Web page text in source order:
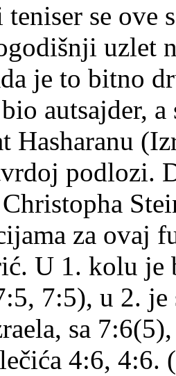
se ove
uzlet
je to bitno
autsajder,
Hasharanu
podlozi.
za ovaj
U 1. kolu
7:5), u 2.
sa
4:6, 4:6.